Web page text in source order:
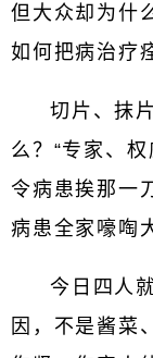
但大众却为什
如何把病治疗
切片、抹
么？“专家、
令病患挨那一
病患全家嚎啕
今日四人
因，不是酱菜